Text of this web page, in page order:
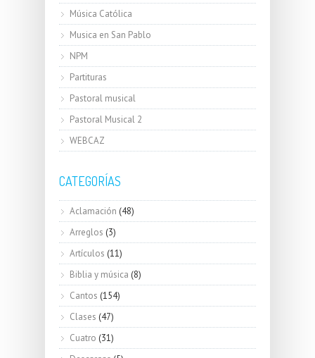
Música Católica
Musica en San Pablo
NPM
Partituras
Pastoral musical
Pastoral Musical 2
WEBCAZ
CATEGORÍAS
Aclamación (48)
Arreglos (3)
Artículos (11)
Biblia y música (8)
Cantos (154)
Clases (47)
Cuatro (31)